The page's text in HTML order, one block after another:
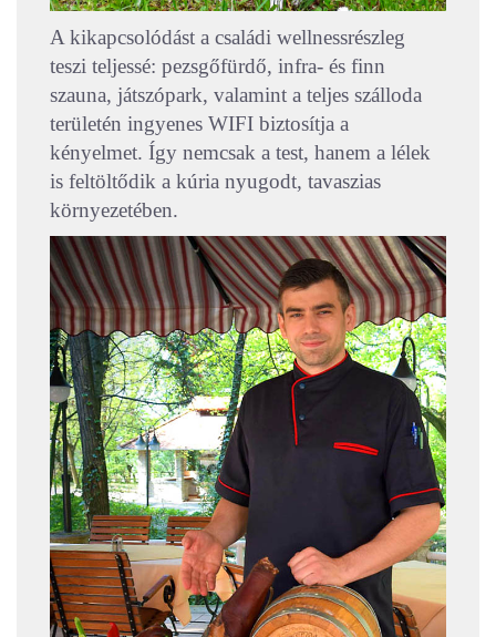
A kikapcsolódást a családi wellnessrészleg
teszi teljessé: pezsgőfürdő, infra- és finn
szauna, játszópark, valamint a teljes szálloda
területén ingyenes WIFI biztosítja a
kényelmet. Így nemcsak a test, hanem a lélek
is feltöltődik a kúria nyugodt, tavaszias
környezetében.